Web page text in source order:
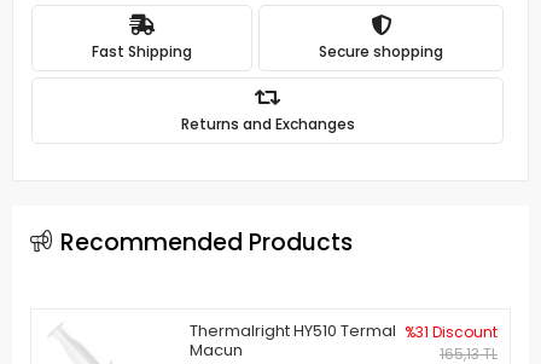
Fast Shipping Secure shopping
Returns and Exchanges
Recommended Products
Thermalright HY510 Termal
Macun
%31 Discount
165,13 TL